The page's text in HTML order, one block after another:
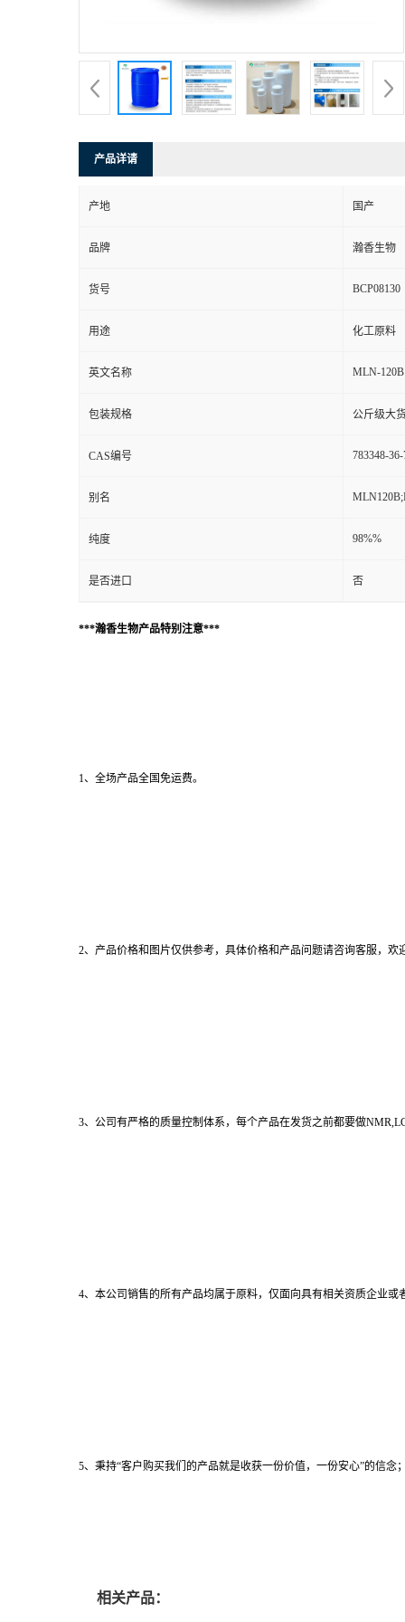
产品详请
产地 国产
品牌 瀚香生物
货号 BCP08130
用途 化工原料
英文名称 MLN-120B
包装规格 公斤级大
CAS编号 783348-36-
别名
纯度 98%%
是否进口 否
***瀚香生物产品特别注意***
1、全场产品全国免运费。
2、产品价格和图片仅供参考，具体价格和产品问题请咨询客服，欢
3、公司有严格的质量控制体系，每个产品在发货之前都要做
4、本公司销售的所有产品均属于原料，仅面向具有相关资质企业
5、秉持“客户购买我们的产品就是收获一份价值，一份安心”的信念
相关产品：